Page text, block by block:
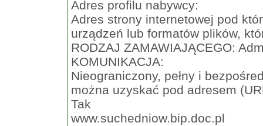
Adres profilu nabywcy:
Adres strony internetowej pod
urządzeń lub formatów plików,
RODZAJ ZAMAWIAJĄCEGO:
KOMUNIKACJA:
Nieograniczony, pełny i
można uzyskać pod adresem
Tak
www.suchedniow.bip.doc.pl